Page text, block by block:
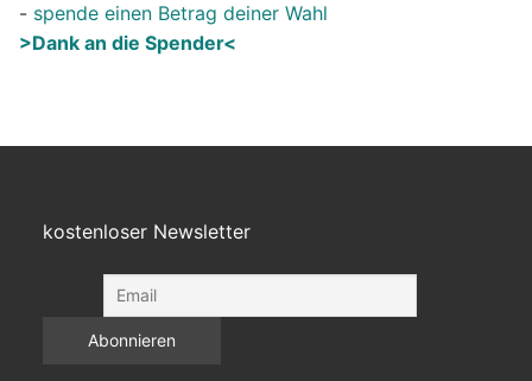
- spende einen Betrag deiner Wahl
>Dank an die Spender<
kostenloser Newsletter